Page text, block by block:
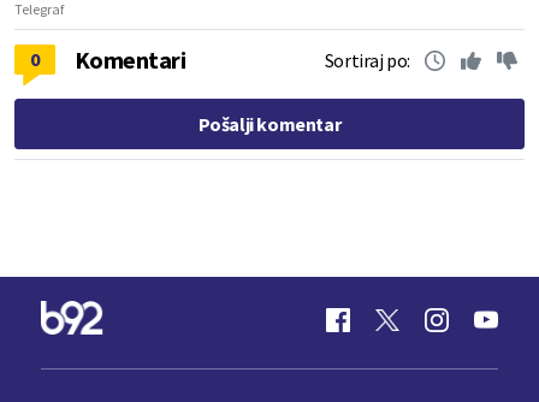
Telegraf
0 Komentari Sortiraj po:
Pošalji komentar